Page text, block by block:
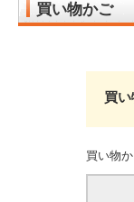
買い物かご
買
買い物